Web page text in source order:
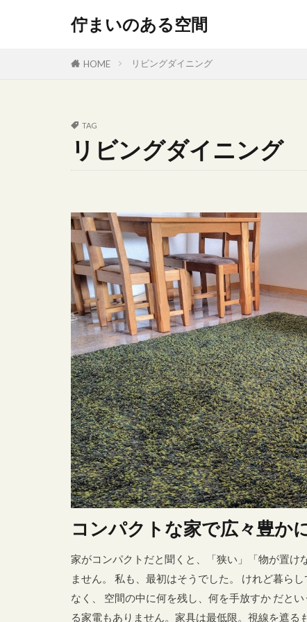
佇まいのある空間
HOME リビングダイニング
TAG
リビングダイニング
コンパクトな家で広々豊か
家がコンパクトだと聞くと、「狭い」「物が置
ません。 私も、最初はそうでした。 けれど暮ら
なく、 空間の中に何を残し、何を手放すか だと
る家電もありません。家具は最低限。視線を遮
300円
インテリア 配
おしゃれなキ
ゴールド
ソファー
デザイン雑貨
トイレットペー
プレート
ミニマムな生活
リフォーム
主婦リアリティ
北欧風
吸
子ども部屋
洗面所
海
石膏ボード用
組み合わせ